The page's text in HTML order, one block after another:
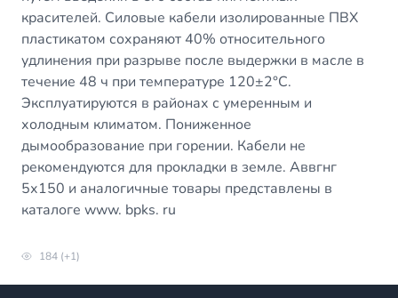
красителей. Силовые кабели изолированные ПВХ
пластикатом сохраняют 40% относительного
удлинения при разрыве после выдержки в масле в
течение 48 ч при температуре 120±2°С.
Эксплуатируются в районах с умеренным и
холодным климатом. Пониженное
дымообразование при горении. Кабели не
рекомендуются для прокладки в земле. Аввгнг
5х150 и аналогичные товары представлены в
каталоге www. bpks. ru
184 (+1)